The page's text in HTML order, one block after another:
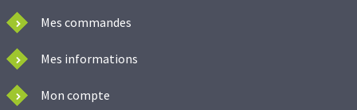
Mes commandes
Mes informations
Mon compte